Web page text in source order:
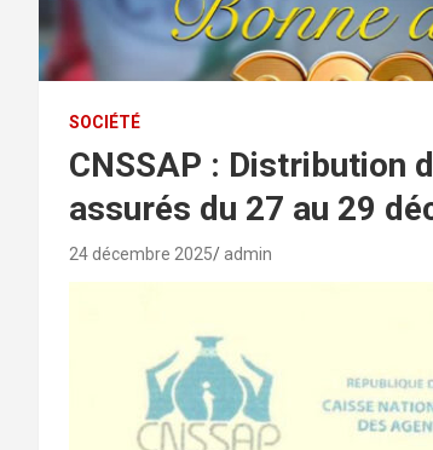
SOCIÉTÉ
CNSSAP : Distribution
assurés du 27 au 29
24 décembre 2025 admin